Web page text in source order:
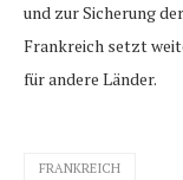
und zur Sicherung
Frankreich setzt
für andere Länder.
FRANKREICH